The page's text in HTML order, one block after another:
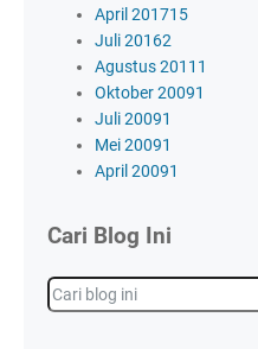
April 201715
Juli 20162
Agustus 2011 1
Oktober 20091
Juli 20091
Mei 20091
April 20091
Cari Blog Ini